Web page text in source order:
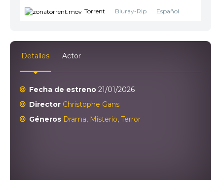
Torrent
Bluray-Rip Español
Detalles Actor
Fecha de estreno 21/01/2026
Director Christophe Gans
Géneros Drama, Misterio,Terror